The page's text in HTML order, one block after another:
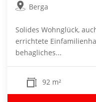
Berga
Solides Wohnglück,
errichtete
behagliches...
92 m²